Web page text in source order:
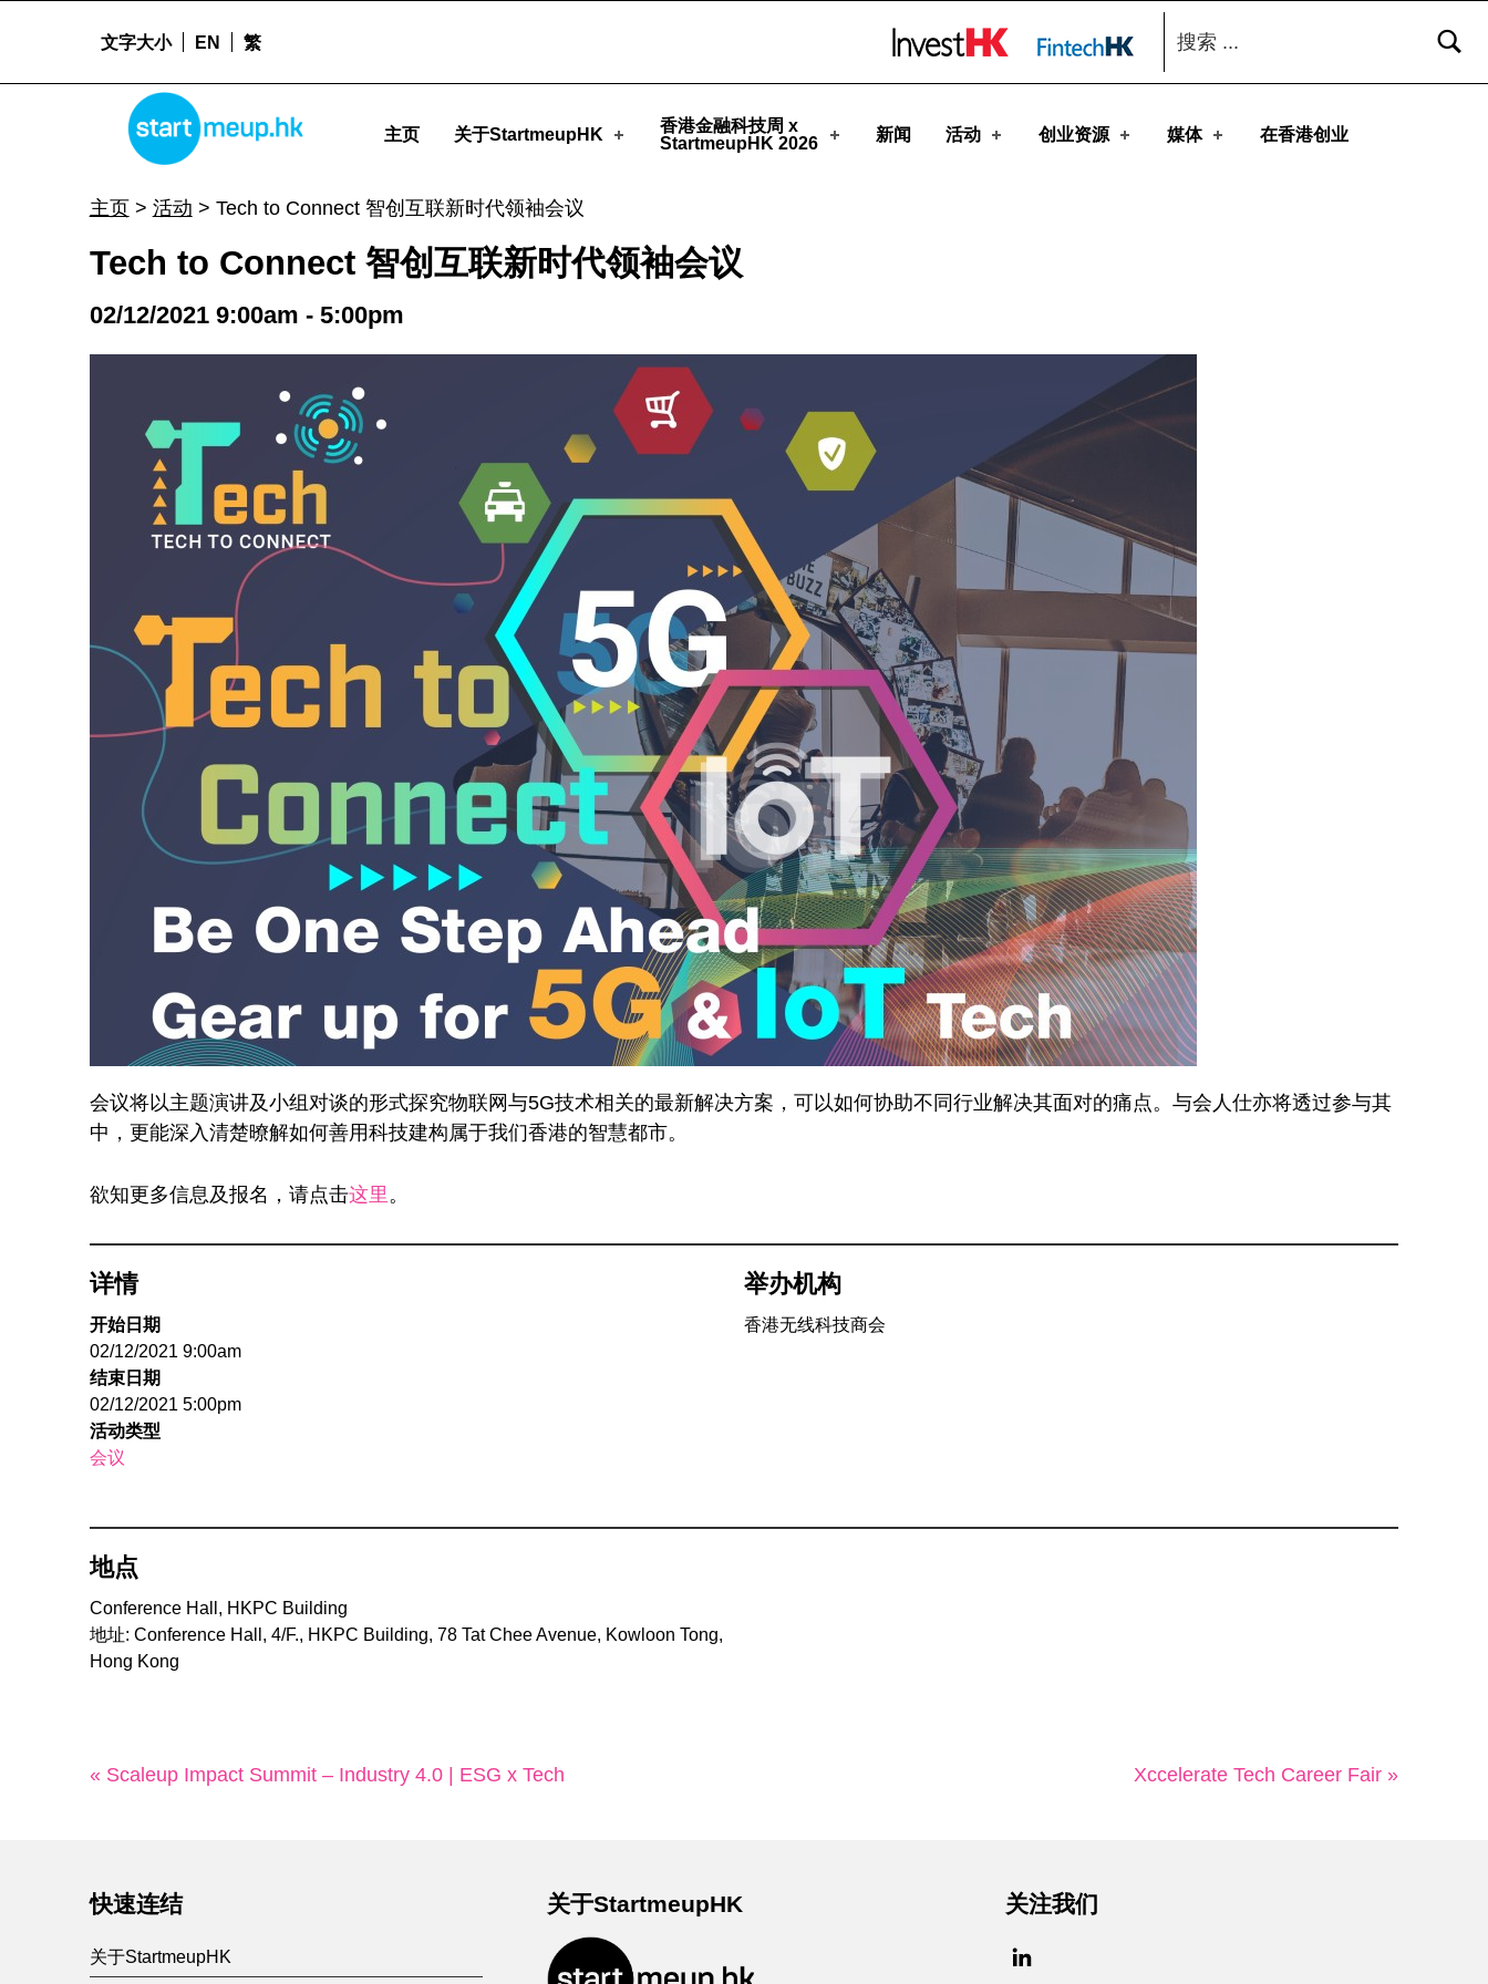
STARTMEUPHK
主页 关于StartmeupHK
香港金融科技周 x
StartmeupHK 2026
新闻 活动 创业资源 媒体 在香港创业
文字大小 EN 繁
搜索：
主页> 活动 > Tech to Connect 智创互联新时代领袖会议
Tech to Connect 智创互联新时代领袖会议
02/12/2021 9:00am - 5:00pm
会议将以主题演讲及小组对谈的形式探究物联网与5G技术相关的最新解决方案，可以如何协助不同行业解决其面对的痛点。与会人仕亦将透过参与其
中，更能深入清楚暸解如何善用科技建构属于我们香港的智慧都市。
欲知更多信息及报名，请点击这里。
详情
开始日期
02/12/2021 9:00am
结束日期
02/12/2021 5:00pm
活动类型
会议
举办机构
香港无线科技商会
地点
Conference Hall, HKPC Building
地址: Conference Hall, 4/F., HKPC Building, 78 Tat Chee Avenue, Kowloon Tong,
Hong Kong
« Scaleup Impact Summit – Industry 4.0 | ESG x Tech Xccelerate Tech Career Fair »
快速连结
关于StartmeupHK
关于StartmeupHK 关注我们